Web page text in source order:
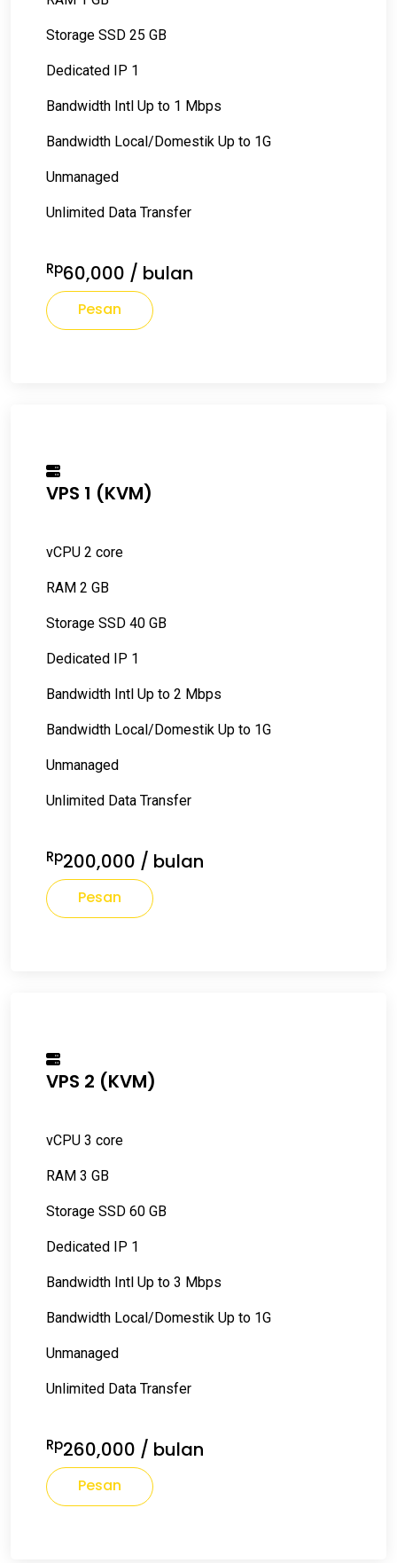
Storage SSD 25 GB
Dedicated IP 1
Bandwidth Intl Up to 1 Mbps
Bandwidth Local/Domestik Up to 1G
Unmanaged
Unlimited Data Transfer
Rp60,000 / bulan
Pesan
VPS 1 (KVM)
vCPU 2 core
RAM 2 GB
Storage SSD 40 GB
Dedicated IP 1
Bandwidth Intl Up to 2 Mbps
Bandwidth Local/Domestik Up to 1G
Unmanaged
Unlimited Data Transfer
Rp200,000 / bulan
Pesan
VPS 2 (KVM)
vCPU 3 core
RAM 3 GB
Storage SSD 60 GB
Dedicated IP 1
Bandwidth Intl Up to 3 Mbps
Bandwidth Local/Domestik Up to 1G
Unmanaged
Unlimited Data Transfer
Rp260,000 / bulan
Pesan